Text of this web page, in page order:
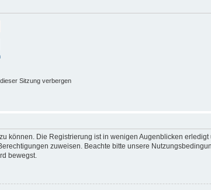
Sitzung verbergen
können. Die Registrierung ist in wenigen Augenblicken
zuweisen. Beachte bitte unsere
bewegst.